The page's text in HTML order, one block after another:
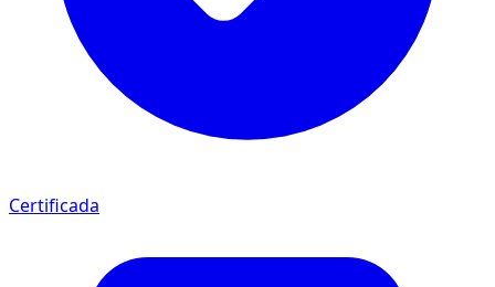
Certificada